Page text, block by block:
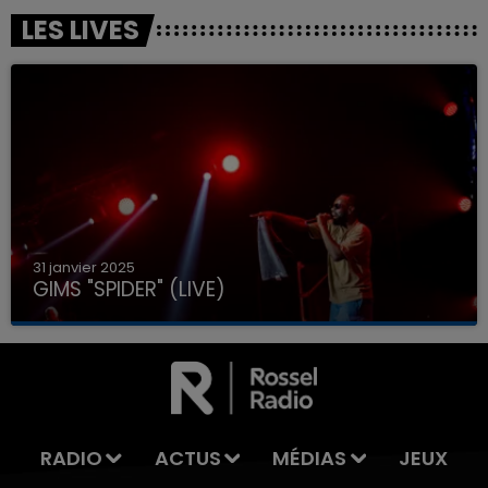
LES LIVES
31 janvier 2025
GIMS "SPIDER" (LIVE)
RADIO ACTUS MÉDIAS JEUX